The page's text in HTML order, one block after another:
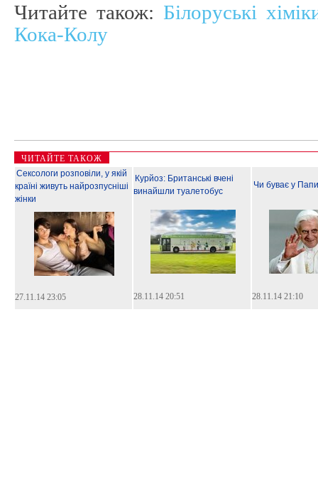
Читайте також: Білоруські
Кока-Колу
ЧИТАЙТЕ ТАКОЖ
Сексологи розповіли, у якій
країні живуть найрозпусніші
жінки
27.11.14 23:05
Курйоз: Британські вчені
винайшли туалетобус
28.11.14 20:51
Чи буває у
28.11.14 21:10